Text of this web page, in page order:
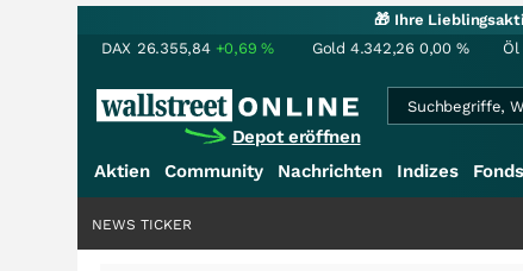
🎁 Ihre
DAX 26.355,84 +0,69% Gold 4.342,26 0,00 % Öl
Depot eröffnen
Aktien Community Nachrichten Indizes Fonds
NEWS TICKER